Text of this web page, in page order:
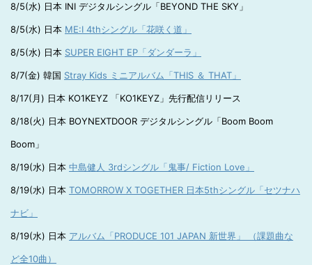
8/5(水) 日本 INI デジタルシングル「BEYOND THE SKY」
8/5(水) 日本 ME:I 4thシングル「花咲く道」
8/5(水) 日本 SUPER EIGHT EP「ダンダーラ」
8/7(金) 韓国 Stray Kids ミニアルバム「THIS ＆ THAT」
8/17(月) 日本 KO1KEYZ 「KO1KEYZ」先行配信リリース
8/18(火) 日本 BOYNEXTDOOR デジタルシングル「Boom Boom
Boom」
8/19(水) 日本 中島健人 3rdシングル「鬼事/ Fiction Love」
8/19(水) 日本 TOMORROW X TOGETHER 日本5thシングル「セツナハ
ナビ」
8/19(水) 日本 アルバム「PRODUCE 101 JAPAN 新世界」 （課題曲な
ど全10曲）